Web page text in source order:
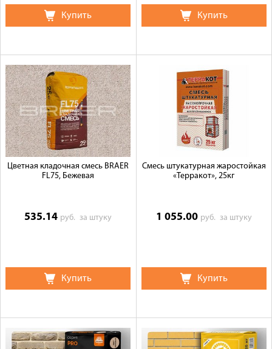
Купить Купить
Цветная кладочная смесь BRAER
FL75, Бежевая
535.14 руб.за штуку
Купить
Смесь штукатурная жаростойкая
«Терракот», 25кг
1 055.00 руб. за штуку
Купить